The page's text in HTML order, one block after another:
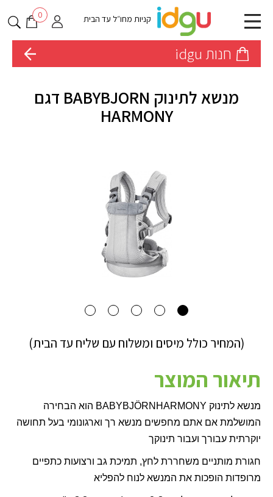
קניות מחו״ל עד הבית 0
חנות idgu
מנשא לתינוק BABYBJORN דגם
HARMONY
(המחיר כולל מיסים ומשלוח עם שליח עד הבית)
תיאור המוצר
מנשא לתינוק HARMONY
BABYBJÖRN הוא הבחירה
המושלמת אם אתם מחפשים מנשא רך וארגונומי בעל תחושה
יוקרתית עבורך ועבור תינוקך
חגורת מותניים משחררת לחץ, תמיכת גב ורצועות כתפיים
מרופדות הופכות את המנשא לנוח להפליא